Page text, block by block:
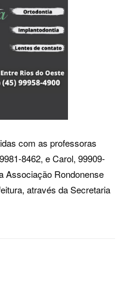
com as professoras
8462, e Carol, 99909-
Associação Rondonense
através da Secretaria